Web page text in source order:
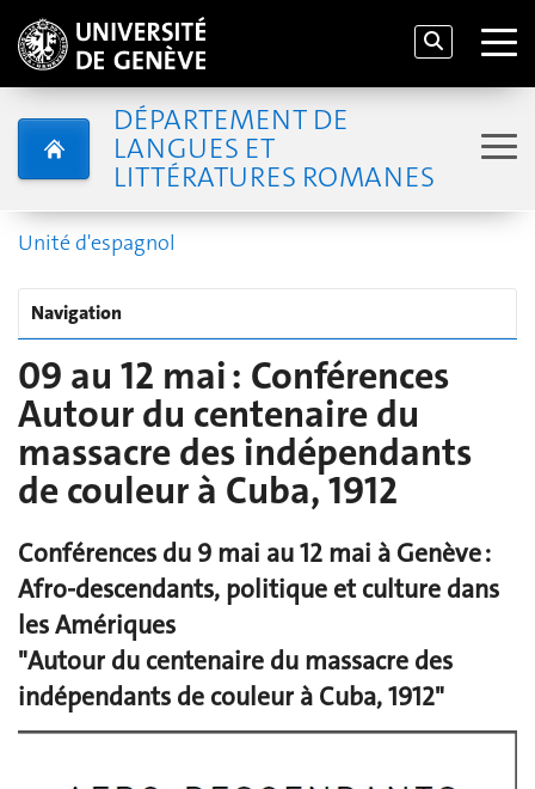
DÉPARTEMENT DE
LANGUES ET
LITTÉRATURES ROMANES
Unité d'espagnol
Navigation
09 au 12 mai : Conférences
Autour du centenaire du
massacre des indépendants
de couleur à Cuba, 1912
Conférences du 9 mai au 12 mai à Genève :
Afro-descendants, politique et culture dans
les Amériques
"Autour du centenaire du massacre des
indépendants de couleur à Cuba, 1912"